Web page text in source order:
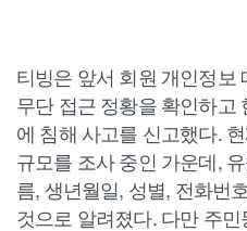
티빙은 앞서 회원 개인정보
무단 접근 정황을 확인하고
에 침해 사고를 신고했다.
규모를 조사 중인 가운데,
름, 생년월일, 성별, 전화번
것으로 알려졌다. 다만 주